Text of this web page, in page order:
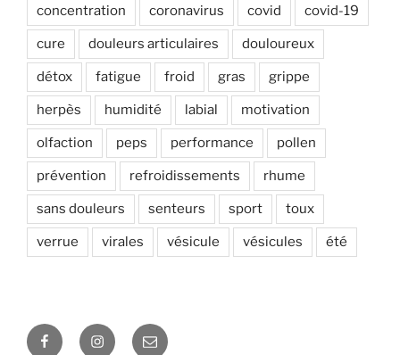
concentration coronavirus covid covid-19
cure douleurs articulaires douloureux
détox fatigue froid gras grippe
herpès humidité labial motivation
olfaction peps performance pollen
prévention refroidissements rhume
sans douleurs senteurs sport toux
verrue virales vésicule vésicules été
FacebookInstagram
E-